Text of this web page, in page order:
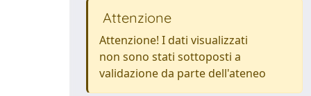
Attenzione
Attenzione! I dati visualizzati
non sono stati sottoposti a
validazione da parte dell'ateneo